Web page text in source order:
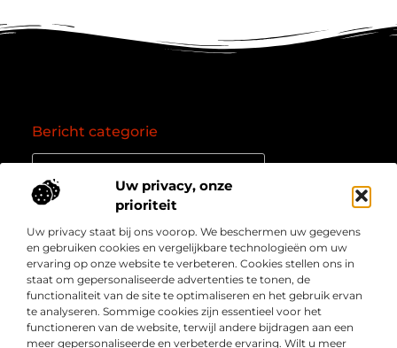
Uw privacy, onze
prioriteit
Uw privacy staat bij ons voorop. We beschermen uw gegevens
en gebruiken cookies en vergelijkbare technologieën om uw
ervaring op onze website te verbeteren. Cookies stellen ons in
staat om gepersonaliseerde advertenties te tonen, de
functionaliteit van de site te optimaliseren en het gebruik ervan
te analyseren. Sommige cookies zijn essentieel voor het
functioneren van de website, terwijl andere bijdragen aan een
meer gepersonaliseerde en verbeterde ervaring. Wilt u meer
Over
Bedrijf
” Jouw bron voor kennis, inzichten en inspiratie “
Laat je meenemen in diepgaande content, slimme tips
en waardevolle inzichten die je blik verruimen. Welkom
bij Webmasterpoint.nl – dé plek voor informatie die
inspireert en bijdraagt aan jouw online succes.
Onze informatie
Bericht categorie